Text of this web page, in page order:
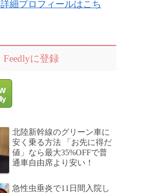
詳細プロフィールはこち
Feedlyに登録
北陸新幹線のグリーン車に
安く乗る方法 「お先に得だ
値」なら最大35%OFFで普
通車自由席より安い！
急性虫垂炎で11日間入院し